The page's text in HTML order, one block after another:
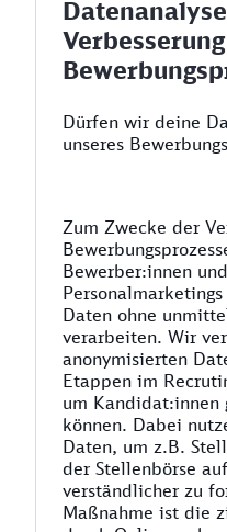
Dürfen wir deine
unseres
Zum Zwecke der
Bewerber:innen
Daten ohne
verarbeiten. Wir
anonymisierten
Etappen im
um Kandidat:innen
können. Dabei
Daten, um z.B.
der Stellenbörse
verständlicher zu
Maßnahme ist die